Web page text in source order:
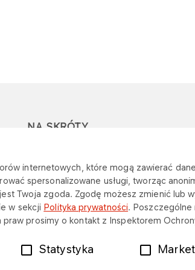
internetowych, które mogą zawierać
spersonalizowane usługi, tworząc
Twoja zgoda. Zgodę możesz zmienić
w sekcji Polityka prywatności.
prosimy o kontakt z Inspektorem
Statystyka
NA SKRÓTY
Zespół Zakupów
Strategicznych i
Energia